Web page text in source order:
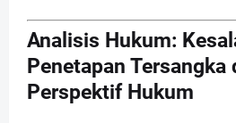
Analisis Hukum:
Penetapan Tersangka
Perspektif Hukum